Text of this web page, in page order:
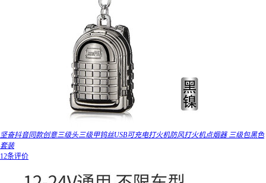
坚奋抖音同款创意三级头三级甲钨丝USB可充电打火机防风打火机点烟器 三级包黑色
套装
12条评价